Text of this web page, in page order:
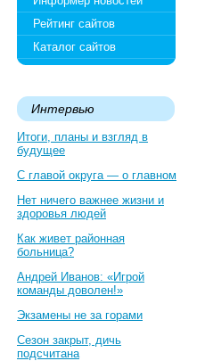
Рейтинг сайтов
Каталог сайтов
Интервью
Итоги, планы и взгляд в
будущее
С главой округа — о главном
Нет ничего важнее жизни и
здоровья людей
Как живет районная
больница?
Андрей Иванов: «Игрой
команды доволен!»
Экзамены не за горами
Сезон закрыт, дичь
подсчитана